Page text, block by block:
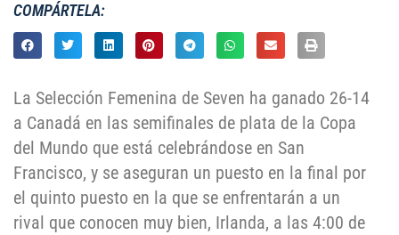
COMPÁRTELA:
La Selección Femenina de Seven ha ganado 26-14
a Canadá en las semifinales de plata de la Copa
del Mundo que está celebrándose en San
Francisco, y se aseguran un puesto en la final por
el quinto puesto en la que se enfrentarán a un
rival que conocen muy bien, Irlanda, a las 4:00 de